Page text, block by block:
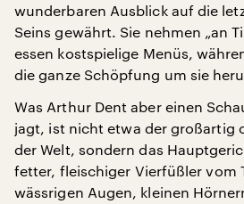
wunderbaren Ausblick auf die
Seins gewährt. Sie nehmen „an
essen kostspielige Menüs,
die ganze Schöpfung um sie
Was Arthur Dent aber einen
jagt, ist nicht etwa der großartig
der Welt, sondern das
fetter, fleischiger Vierfüßler vom
wässrigen Augen, kleinen